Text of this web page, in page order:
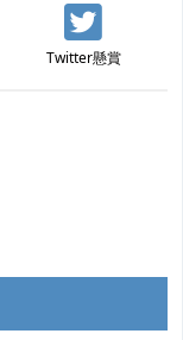
Twitter懸賞